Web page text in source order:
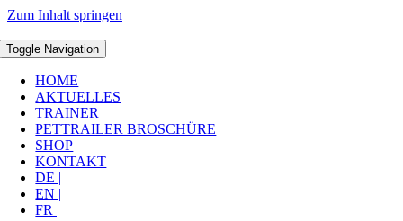
Zum Inhalt springen
Toggle Navigation
HOME
AKTUELLES
TRAINER
PETTRAILER BROSCHÜRE
SHOP
KONTAKT
DE |
EN |
FR |